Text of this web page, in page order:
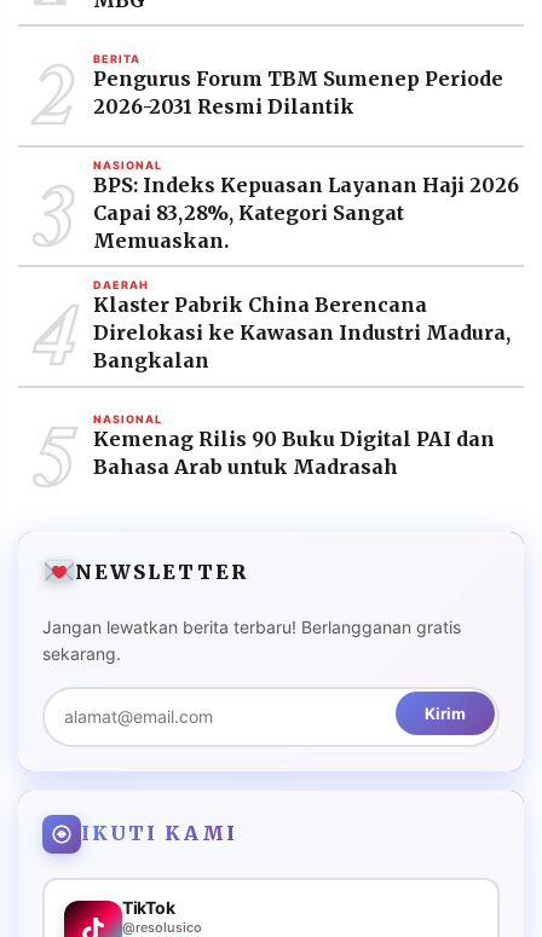
2 BERITA
Pengurus Forum TBM Sumenep Periode
2026-2031 Resmi Dilantik
3 NASIONAL
BPS: Indeks Kepuasan Layanan Haji 2026
Capai 83,28%, Kategori Sangat
Memuaskan.
4 DAERAH
Klaster Pabrik China Berencana
Direlokasi ke Kawasan Industri Madura,
Bangkalan
5 NASIONAL
Kemenag Rilis 90 Buku Digital PAI dan
Bahasa Arab untuk Madrasah
NEWSLETTER
Jangan lewatkan berita terbaru! Berlangganan gratis
sekarang.
Kirim
IKUTI KAMI
TikTok
@resolusico